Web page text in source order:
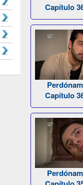
Capítulo
Capítulo